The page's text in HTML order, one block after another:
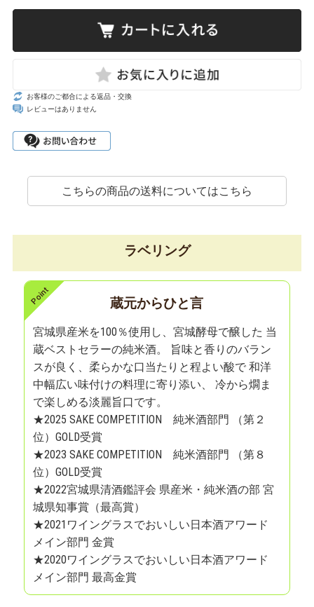
お客様のご都合による返品・交換
レビューはありません
こちらの商品の送料についてはこちら
ラベリング
蔵元からひと言
宮城県産米を100％使用し、宮城酵母で醸した 当
蔵ベストセラーの純米酒。 旨味と香りのバラン
スが良く、柔らかな口当たりと程よい酸で 和洋
中幅広い味付けの料理に寄り添い、 冷から燗ま
で楽しめる淡麗旨口です。
★2025 SAKE COMPETITION 純米酒部門 （第２
位）GOLD受賞
★2023 SAKE COMPETITION 純米酒部門 （第８
位）GOLD受賞
★2022宮城県清酒鑑評会 県産米・純米酒の部 宮
城県知事賞（最高賞）
★2021ワイングラスでおいしい日本酒アワード
メイン部門 金賞
★2020ワイングラスでおいしい日本酒アワード
メイン部門 最高金賞